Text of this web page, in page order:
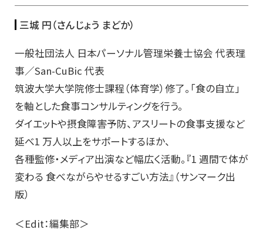
三城 円（さんじょう まどか）
一般社団法人 日本パーソナル管理栄養士協会 代表理
事／San-CuBic 代表
筑波大学大学院修士課程（体育学）修了。「食の自立」
を軸とした食事コンサルティングを行う。
ダイエットや摂食障害予防、アスリートの食事支援など
延べ1 万人以上をサポートするほか、
各種監修・メディア出演など幅広く活動。『1 週間で体が
変わる 食べながらやせるすごい方法』（サンマーク出
版）
＜Edit：編集部＞